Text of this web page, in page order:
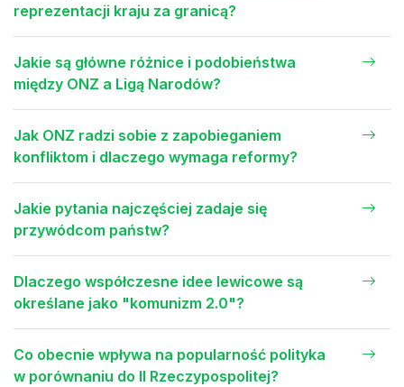
reprezentacji kraju za granicą?
Jakie są główne różnice i podobieństwa
między ONZ a Ligą Narodów?
Jak ONZ radzi sobie z zapobieganiem
konfliktom i dlaczego wymaga reformy?
Jakie pytania najczęściej zadaje się
przywódcom państw?
Dlaczego współczesne idee lewicowe są
określane jako "komunizm 2.0"?
Co obecnie wpływa na popularność polityka
w porównaniu do II Rzeczypospolitej?